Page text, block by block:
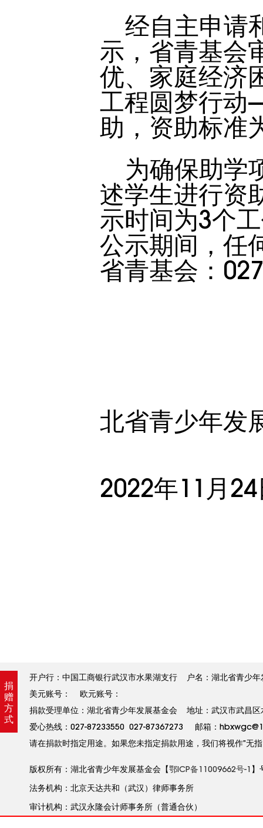
经自主申请
示，省青基会
优、家庭经济
工程圆梦行动
助，资助标准
为确保助学
述学生进行资
示时间为3个
公示期间，任
省青基会：
北省青少年发
2022年11月
捐
赠
方
式
开户行：中国工商银行武汉市水果湖支行 户名：湖北省青
美元账号： 欧元账号：
捐款受理单位：湖北省青少年发展基金会 地址：武汉市武昌
爱心热线：027-87233550 027-87367273 邮箱：
请在捐款时指定用途。如果您未指定捐款用途，我们将视作”无
版权所有：湖北省青少年发展基金会【鄂ICP备11009662号-1 】
法务机构：北京天达共和（武汉）律师事务所
审计机构：武汉永隆会计师事务所（普通合伙）